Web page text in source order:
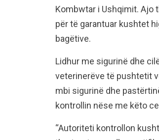
Kombwtar i Ushqimit. Ajo
për të garantuar kushtet
bagëtive.
Lidhur me sigurinë dhe
veterinerëve të pushtetit
mbi sigurinë dhe
kontrollin nëse me këto
“Autoriteti kontrollon